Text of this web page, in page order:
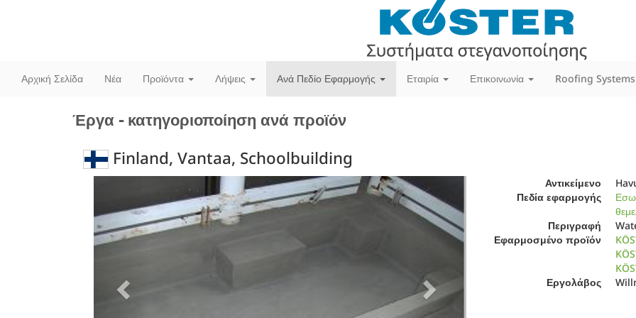
Αρχική Σελίδα Νέα Προϊόντα Λήψεις Ανά Πεδίο Εφαρμογής Εταιρία Επικοινωνία Roofing Systems
Έργα - κατηγοριοποίηση ανά προϊόν
Finland, Vantaa, Schoolbuilding
Αντικείμενο
Πεδία εφαρμογής
Περιγραφή
Εφαρμοσμένο προϊόν
Εργολάβος